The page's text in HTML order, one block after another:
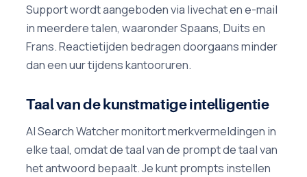
Support wordt aangeboden via livechat en e-mail
in meerdere talen, waaronder Spaans, Duits en
Frans. Reactietijden bedragen doorgaans minder
dan een uur tijdens kantooruren.
Taal van de kunstmatige intelligentie
AI Search Watcher monitort merkvermeldingen in
elke taal, omdat de taal van de prompt de taal van
het antwoord bepaalt. Je kunt prompts instellen